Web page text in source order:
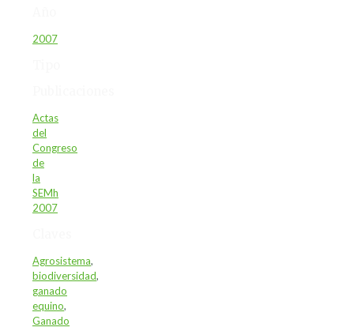
2007
Actas
del
Congreso
de
la
SEMh
2007
Agrosistema,
biodiversidad,
ganado
equino,
Ganado